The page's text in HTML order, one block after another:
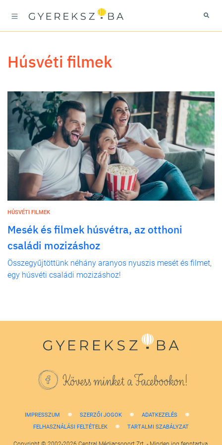
húsvéti filmek
HÚSVÉTI FILMEK
Mesék és filmek húsvétra, az otthoni
családi mozizáshoz
Összegyűjtöttünk néhány aranyos nyuszis mesét és filmet,
egy húsvéti családi mozizáshoz!
Kövess minket a Facebookon!
IMPRESSZUM SZERZŐI JOGOK
ADATKEZELÉS
FELHASZNÁLÁSI FELTÉTELEK
TARTALMI SZABÁLYZAT